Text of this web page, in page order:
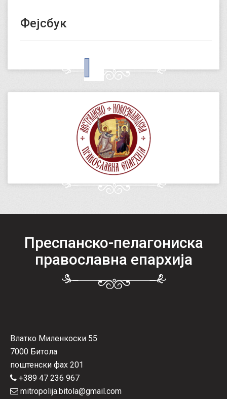
Фејсбук
Преспанско-пелагониска
православна епархија
Влатко Миленкоски 55
7000 Битола
поштенски фах 201
+389 47 236 967
mitropolija.bitola@gmail.com